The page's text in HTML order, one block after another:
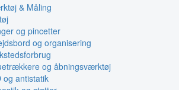
& Måling
og pincetter
og organisering
og åbningsværktøj
og antistatik